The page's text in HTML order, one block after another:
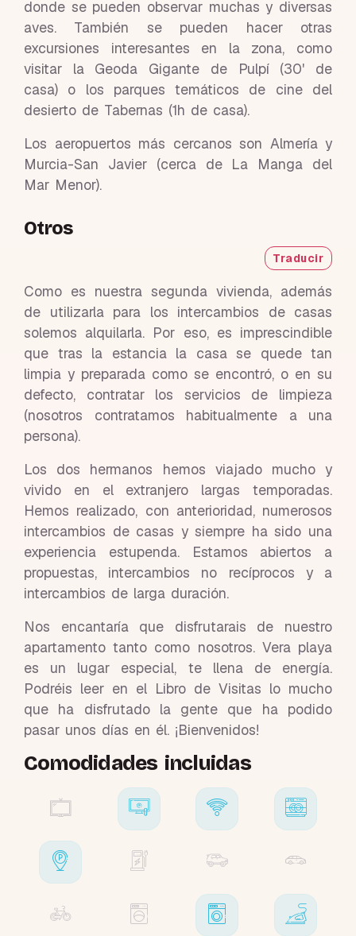
donde se pueden observar muchas y diversas
aves. También se pueden hacer otras
excursiones interesantes en la zona, como
visitar la Geoda Gigante de Pulpí (30' de
casa) o los parques temáticos de cine del
desierto de Tabernas (1h de casa).
Los aeropuertos más cercanos son Almería y
Murcia-San Javier (cerca de La Manga del
Mar Menor).
Otros
Traducir
Como es nuestra segunda vivienda, además
de utilizarla para los intercambios de casas
solemos alquilarla. Por eso, es imprescindible
que tras la estancia la casa se quede tan
limpia y preparada como se encontró, o en su
defecto, contratar los servicios de limpieza
(nosotros contratamos habitualmente a una
persona).
Los dos hermanos hemos viajado mucho y
vivido en el extranjero largas temporadas.
Hemos realizado, con anterioridad, numerosos
intercambios de casas y siempre ha sido una
experiencia estupenda. Estamos abiertos a
propuestas, intercambios no recíprocos y a
intercambios de larga duración.
Nos encantaría que disfrutarais de nuestro
apartamento tanto como nosotros. Vera playa
es un lugar especial, te llena de energía.
Podréis leer en el Libro de Visitas lo mucho
que ha disfrutado la gente que ha podido
pasar unos días en él. ¡Bienvenidos!
Comodidades incluidas